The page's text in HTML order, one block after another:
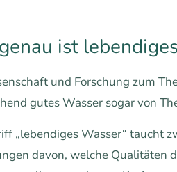
ist
und Forschung zum
gutes Wasser sogar von
„lebendiges Wasser“ taucht
davon, welche Qualitäten